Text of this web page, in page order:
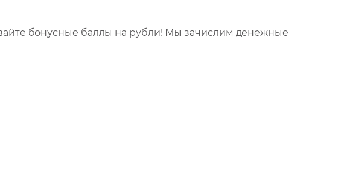
бонусные баллы на рубли! Мы зачислим денежные